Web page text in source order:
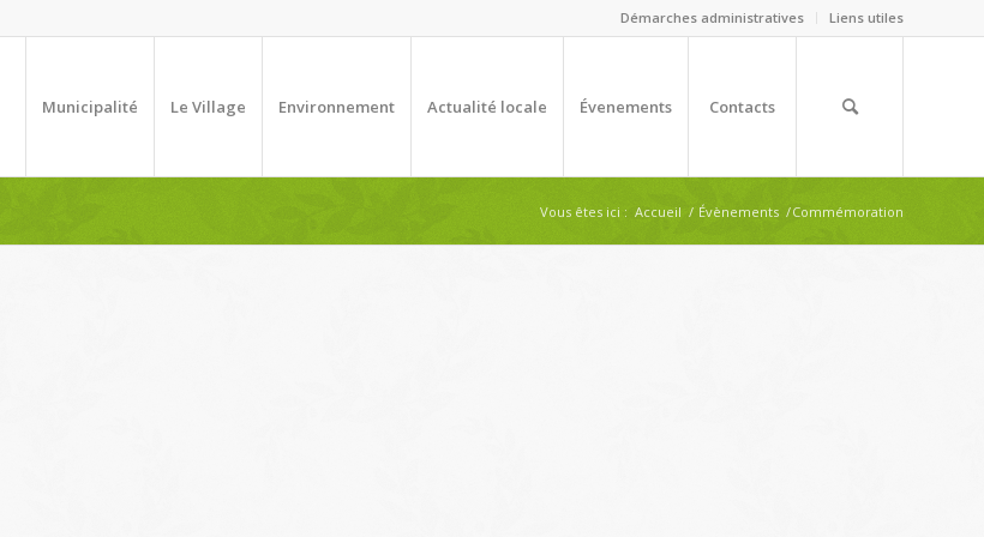
Démarches administratives Liens utiles
Municipalité Le Village Environnement Actualité locale Évenements Contacts
Vous êtes ici : Accueil / Évènements /Commémoration